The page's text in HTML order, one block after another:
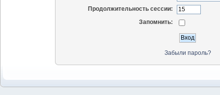
Продолжительность сессии:
Запомнить:
Забыли пароль?